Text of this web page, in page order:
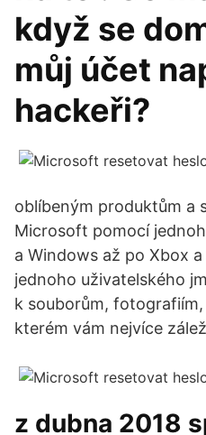
když se
můj účet
hackeři?
oblíbeným produktům a
Microsoft pomocí
a Windows až po Xbox
jednoho uživatelského
k souborům, fotografiím,
kterém vám nejvíce
z dubna 2018